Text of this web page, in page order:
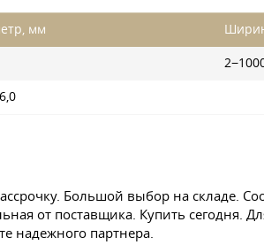
мм
Большой выбор на складе.
от поставщика. Купить сегодня.
надежного партнера.